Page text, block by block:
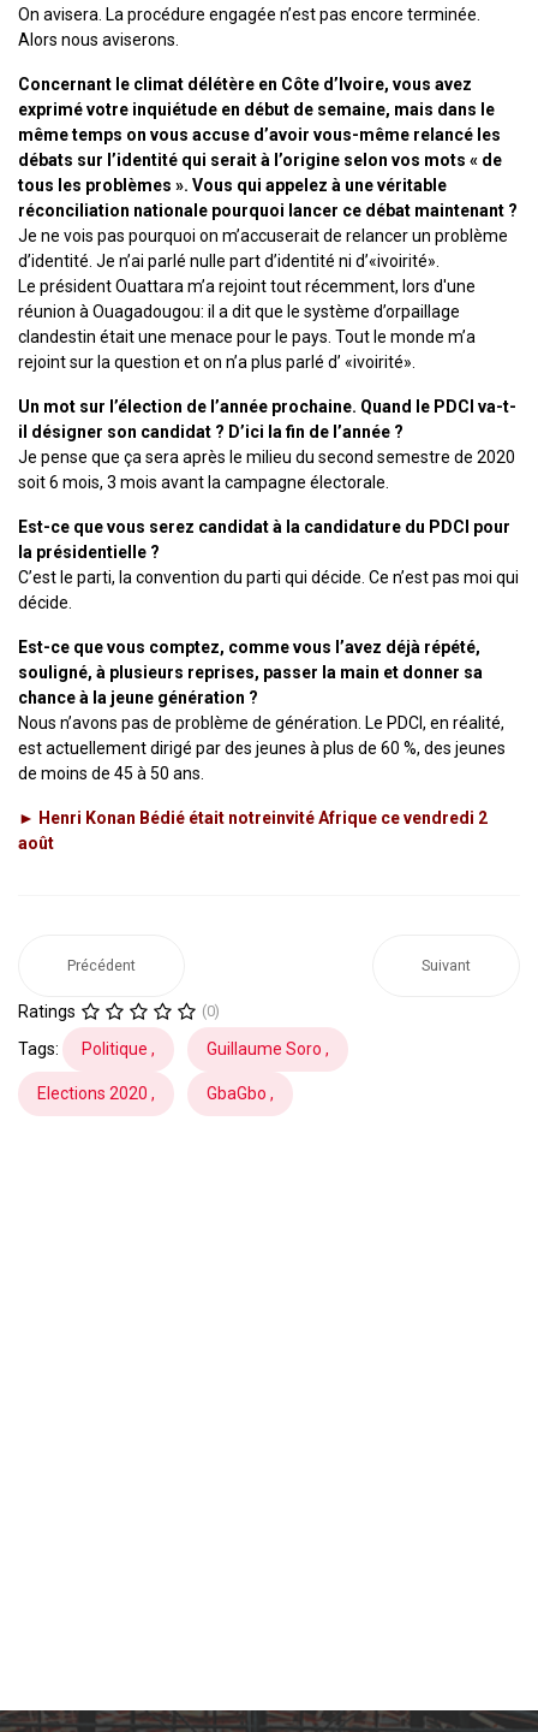
On avisera. La procédure engagée n’est pas encore terminée.
Alors nous aviserons.
Concernant le climat délétère en Côte d’Ivoire, vous avez
exprimé votre inquiétude en début de semaine, mais dans le
même temps on vous accuse d’avoir vous-même relancé les
débats sur l’identité qui serait à l’origine selon vos mots « de
tous les problèmes ». Vous qui appelez à une véritable
réconciliation nationale pourquoi lancer ce débat maintenant ?
Je ne vois pas pourquoi on m’accuserait de relancer un problème
d’identité. Je n’ai parlé nulle part d’identité ni d’«ivoirité».
Le président Ouattara m’a rejoint tout récemment, lors d'une
réunion à Ouagadougou: il a dit que le système d’orpaillage
clandestin était une menace pour le pays. Tout le monde m’a
rejoint sur la question et on n’a plus parlé d’ «ivoirité».
Un mot sur l’élection de l’année prochaine. Quand le PDCI va-t-
il désigner son candidat ? D’ici la fin de l’année ?
Je pense que ça sera après le milieu du second semestre de 2020
soit 6 mois, 3 mois avant la campagne électorale.
Est-ce que vous serez candidat à la candidature du PDCI pour
la présidentielle ?
C’est le parti, la convention du parti qui décide. Ce n’est pas moi qui
décide.
Est-ce que vous comptez, comme vous l’avez déjà répété,
souligné, à plusieurs reprises, passer la main et donner sa
chance à la jeune génération ?
Nous n’avons pas de problème de génération. Le PDCI, en réalité,
est actuellement dirigé par des jeunes à plus de 60 %, des jeunes
de moins de 45 à 50 ans.
► Henri Konan Bédié était notreinvité Afrique ce vendredi 2
août
Précédent Suivant
Ratings (0)
Tags: Politique , Guillaume Soro ,
Elections 2020 , GbaGbo ,